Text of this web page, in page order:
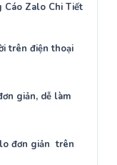
Cáo Zalo Chi Tiết
trên điện thoại
giản, dễ làm
đơn giản trên